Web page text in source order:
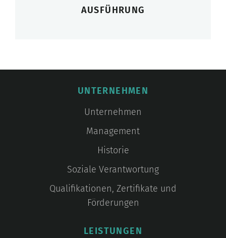
AUSFÜHRUNG
UNTERNEHMEN
Unternehmen
Management
Historie
Soziale Verantwortung
Qualifikationen, Zertifikate und
Förderungen
LEISTUNGEN